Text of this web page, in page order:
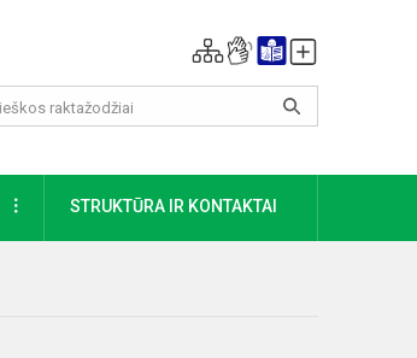
DAUGIAUSTRUKTŪRA IR KONTAKTAI